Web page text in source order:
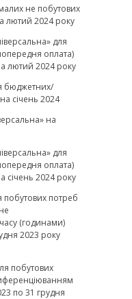
не побутових
лютий 2024 року
для
оплата)
лютий 2024 року
бюджетних/
січень 2024
на
для
оплата)
січень 2024 року
потреб
(годинами)
2023 року
побутових
по 31 грудня